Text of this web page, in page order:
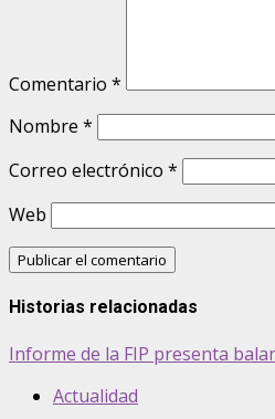
Comentario *
Nombre *
Correo electrónico *
Web
Historias relacionadas
Informe de la FIP presenta
Actualidad